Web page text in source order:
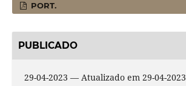
PORT.
PUBLICADO
29-04-2023 — Atualizado em 29-04-2023